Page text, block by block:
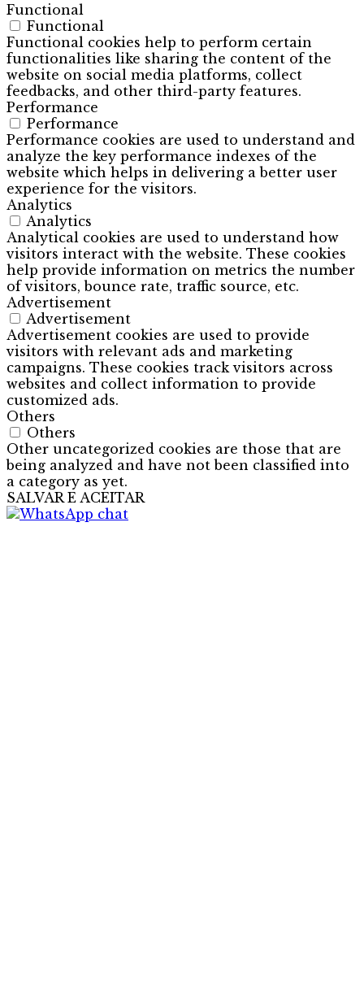
Functional
Functional
Functional cookies help to perform certain
functionalities like sharing the content of the
website on social media platforms, collect
feedbacks, and other third-party features.
Performance
Performance
Performance cookies are used to understand and
analyze the key performance indexes of the
website which helps in delivering a better user
experience for the visitors.
Analytics
Analytics
Analytical cookies are used to understand how
visitors interact with the website. These cookies
help provide information on metrics the number
of visitors, bounce rate, traffic source, etc.
Advertisement
Advertisement
Advertisement cookies are used to provide
visitors with relevant ads and marketing
campaigns. These cookies track visitors across
websites and collect information to provide
customized ads.
Others
Others
Other uncategorized cookies are those that are
being analyzed and have not been classified into
a category as yet.
SALVAR E ACEITAR